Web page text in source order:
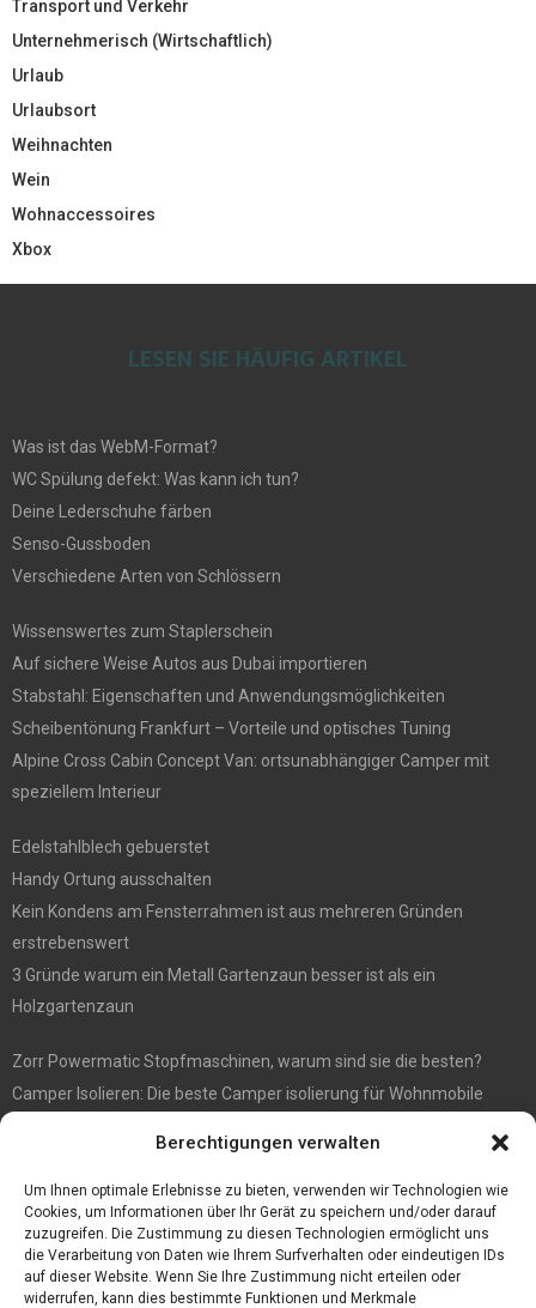
Berechtigungen verwalten
Um Ihnen optimale Erlebnisse zu bieten, verwenden wir Technologien wie
Cookies, um Informationen über Ihr Gerät zu speichern und/oder darauf
zuzugreifen. Die Zustimmung zu diesen Technologien ermöglicht uns
die Verarbeitung von Daten wie Ihrem Surfverhalten oder eindeutigen IDs
auf dieser Website. Wenn Sie Ihre Zustimmung nicht erteilen oder
widerrufen, kann dies bestimmte Funktionen und Merkmale
Transport und Verkehr
Unternehmerisch (Wirtschaftlich)
Urlaub
Urlaubsort
Weihnachten
Wein
Wohnaccessoires
Xbox
LESEN SIE HÄUFIG ARTIKEL
Was ist das WebM-Format?
WC Spülung defekt: Was kann ich tun?
Deine Lederschuhe färben
Senso-Gussboden
Verschiedene Arten von Schlössern
Wissenswertes zum Staplerschein
Auf sichere Weise Autos aus Dubai importieren
Stabstahl: Eigenschaften und Anwendungsmöglichkeiten
Scheibentönung Frankfurt – Vorteile und optisches Tuning
Alpine Cross Cabin Concept Van: ortsunabhängiger Camper mit
speziellem Interieur
Edelstahlblech gebuerstet
Handy Ortung ausschalten
Kein Kondens am Fensterrahmen ist aus mehreren Gründen
erstrebenswert
3 Gründe warum ein Metall Gartenzaun besser ist als ein
Holzgartenzaun
Zorr Powermatic Stopfmaschinen, warum sind sie die besten?
Camper Isolieren: Die beste Camper isolierung für Wohnmobile
Immobilienmakler Gökay Gündüz
Masterarbeit auf Englisch: Anleitung zum Verfassen